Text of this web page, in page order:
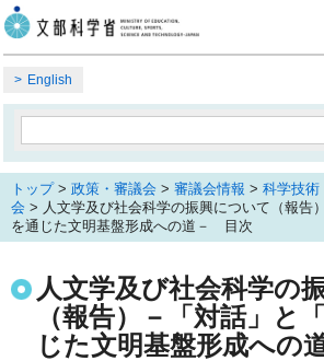
English
トップ> 政策・審議会 > 審議会情報 > 科学技術
会 > 人文学及び社会科学の振興について（報告
を通じた文明基盤形成への道－ 目次
人文学及び社会科学の
（報告）－「対話」と
じた文明基盤形成への